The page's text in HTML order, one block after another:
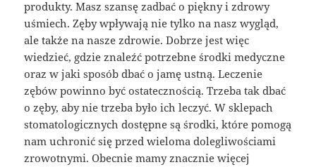
produkty. Masz szansę zadbać o piękny i zdrowy
uśmiech. Zęby wpływają nie tylko na nasz wygląd,
ale także na nasze zdrowie. Dobrze jest więc
wiedzieć, gdzie znaleźć potrzebne środki medyczne
oraz w jaki sposób dbać o jamę ustną. Leczenie
zębów powinno być ostatecznością. Trzeba tak dbać
o zęby, aby nie trzeba było ich leczyć. W sklepach
stomatologicznych dostępne są środki, które pomogą
nam uchronić się przed wieloma dolegliwościami
zrowotnymi. Obecnie mamy znacznie więcej